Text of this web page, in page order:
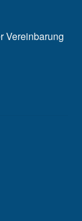
Vereinbarung